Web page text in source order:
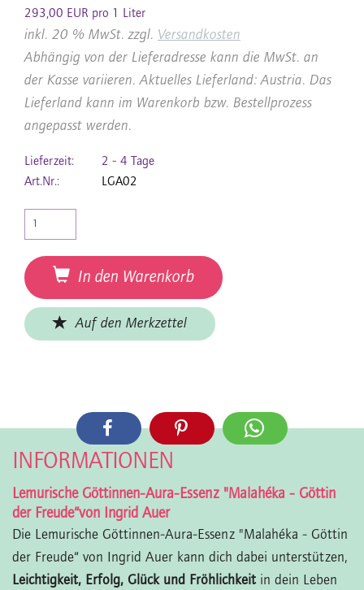
293,00 EUR pro 1 Liter
inkl. 20 % MwSt. zzgl. Versandkosten
Abhängig von der Lieferadresse kann die MwSt. an
der Kasse variieren. Aktuelles Lieferland: Austria. Das
Lieferland kann im Warenkorb bzw. Bestellprozess
angepasst werden.
Lieferzeit:
2 - 4 Tage
Art.Nr.:
LGA02
In den Warenkorb
Auf den Merkzettel
INFORMATIONEN
Lemurische Göttinnen-Aura-Essenz "Malahéka - Göttin
der Freude“von Ingrid Auer
Die Lemurische Göttinnen-Aura-Essenz "Malahéka - Göttin
der Freude“ von Ingrid Auer kann dich dabei unterstützen,
Leichtigkeit, Erfolg, Glück und Fröhlichkeitin dein Leben